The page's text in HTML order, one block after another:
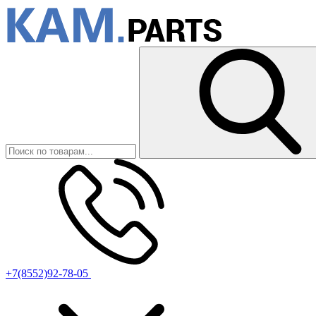
+7(8552)92-78-05